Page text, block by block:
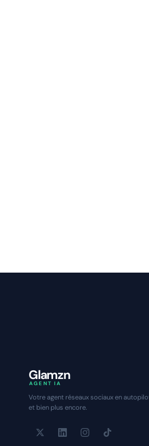
Glamzn
AGENT IA
Votre agent réseaux sociaux en
et bien plus encore.